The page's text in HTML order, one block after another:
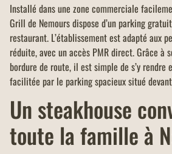
Installé dans une zone commerciale
Grill de Nemours dispose d’un parking
restaurant. L’établissement est adapté aux
réduite, avec un accès PMR direct. Grâce à
bordure de route, il est simple de s’y rendre
facilitée par le parking spacieux situé
Un steakhouse
toute la famille à